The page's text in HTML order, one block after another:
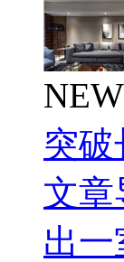
NEW
突
文章
出